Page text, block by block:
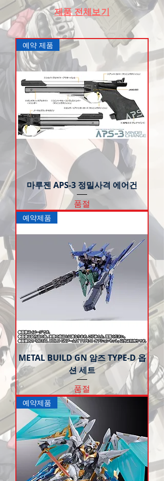
제품 전체보기
예약 제품
마루젠 APS-3 정밀사격 에어건
품절
예약제품
METAL BUILD GN 암즈 TYPE-D 옵
션 세트
품절
예약제품